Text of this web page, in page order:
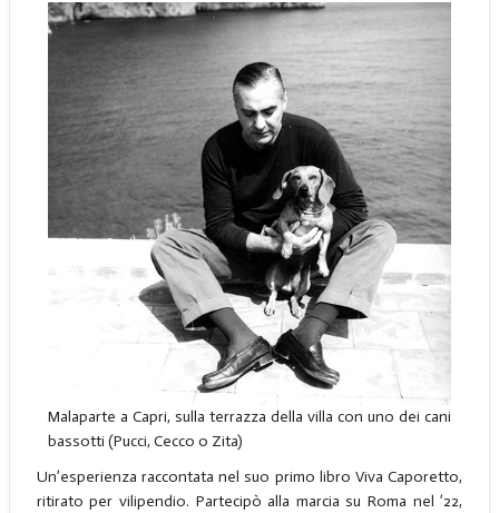
Malaparte a Capri, sulla terrazza della villa con uno dei cani
bassotti (Pucci, Cecco o Zita)
Un’esperienza raccontata nel suo primo libro Viva Caporetto,
ritirato per vilipendio. Partecipò alla marcia su Roma nel ’22,